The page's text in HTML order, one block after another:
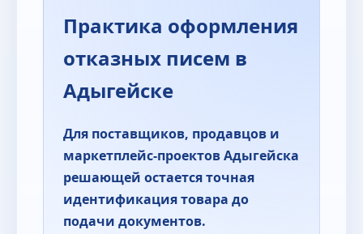
Практика оформления
отказных писем в
Адыгейске
Для поставщиков, продавцов и
маркетплейс-проектов Адыгейска
решающей остается точная
идентификация товара до
подачи документов.